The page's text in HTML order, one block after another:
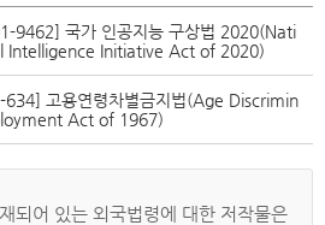
9462] 국가 인공지능 구상법 2020(Nati
Intelligence Initiative Act of 2020)
634] 고용연령차별금지법(Age Discrimin
Act of 1967)
되어 있는 외국법령에 대한 저작물은